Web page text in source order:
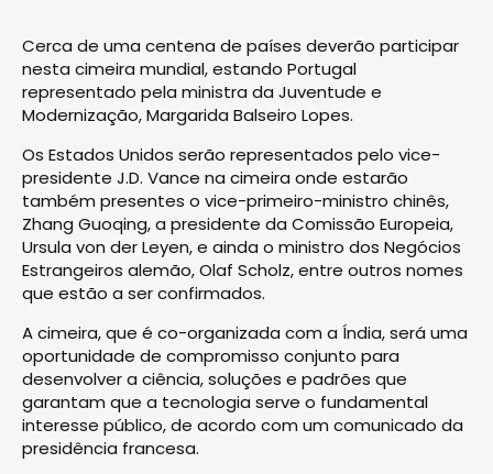
Cerca de uma centena de países deverão participar
nesta cimeira mundial, estando Portugal
representado pela ministra da Juventude e
Modernização, Margarida Balseiro Lopes.
Os Estados Unidos serão representados pelo vice-
presidente J.D. Vance na cimeira onde estarão
também presentes o vice-primeiro-ministro chinês,
Zhang Guoqing, a presidente da Comissão Europeia,
Ursula von der Leyen, e ainda o ministro dos Negócios
Estrangeiros alemão, Olaf Scholz, entre outros nomes
que estão a ser confirmados.
A cimeira, que é co-organizada com a Índia, será uma
oportunidade de compromisso conjunto para
desenvolver a ciência, soluções e padrões que
garantam que a tecnologia serve o fundamental
interesse público, de acordo com um comunicado da
presidência francesa.